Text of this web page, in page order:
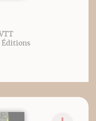
Éditions